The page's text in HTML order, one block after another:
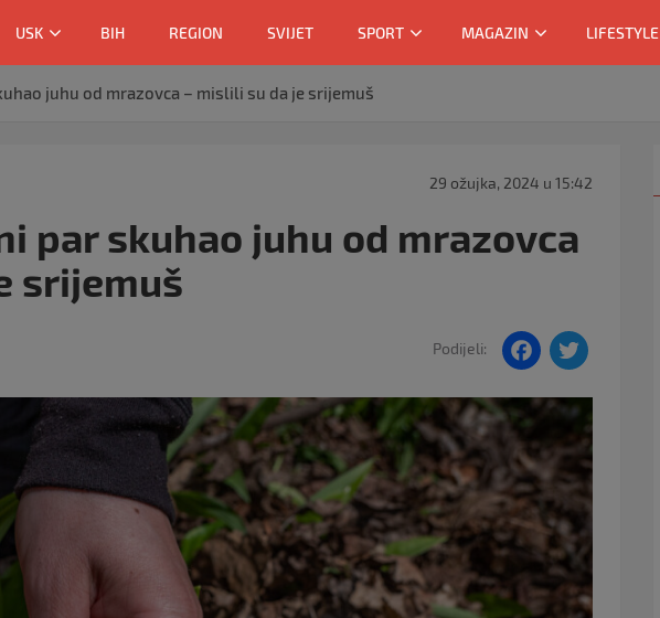
USK BIH REGION SVIJET SPORT MAGAZIN LIFESTYLE
juhu od mrazovca – mislili su da je srijemuš
29 ožujka, 2024 u 15:42
par skuhao juhu od mrazovca
srijemuš
Podijeli:
F
c
e
b
o
o
k
itt
er